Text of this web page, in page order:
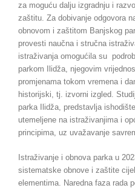
za moguću dalju izgradnju i
zaštitu. Za dobivanje odgovora
obnovom i zaštitom Banjskog
provesti naučna i stručna
istraživanja omogućila su
parkom Ilidža, njegovim
promjenama tokom vremena i
historijski, tj. izvorni izgled.
parka Ilidža, predstavlja
utemeljene na istraživanjima i
principima, uz uvažavanje
Istraživanje i obnova parka u
sistematske obnove i zaštite
elementima. Naredna faza rada